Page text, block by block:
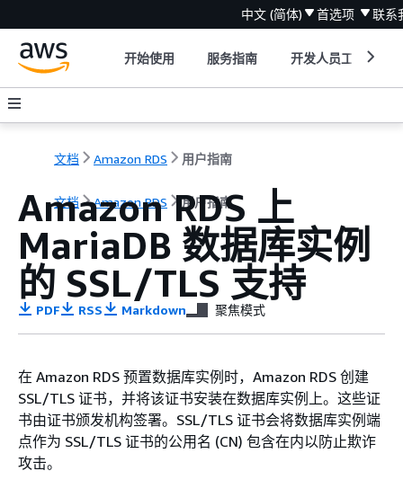
中文 (简体) 首选项 联系
开始使用 服务指南 开发人员工具
文档 Amazon RDS 用户指南
文档 Amazon RDS 用户指南
Amazon RDS 上
MariaDB 数据库实例
的 SSL/TLS 支持
PDF RSS Markdown 聚焦模式
在 Amazon RDS 预置数据库实例时，Amazon RDS 创建
SSL/TLS 证书，并将该证书安装在数据库实例上。这些证
书由证书颁发机构签署。SSL/TLS 证书会将数据库实例端
点作为 SSL/TLS 证书的公用名 (CN) 包含在内以防止欺诈
攻击。